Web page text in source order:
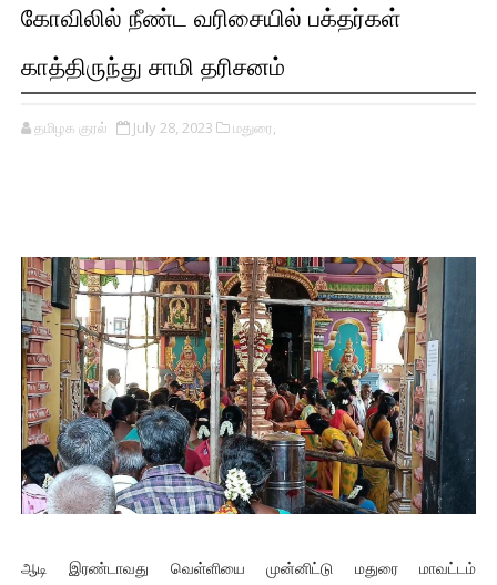
கோவிலில் நீண்ட வரிசையில் பக்தர்கள்
காத்திருந்து சாமி தரிசனம்
தமிழக குரல் July 28, 2023 மதுரை,
ஆடி இரண்டாவது வெள்ளியை முன்னிட்டு மதுரை மாவட்டம்